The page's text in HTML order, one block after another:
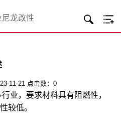
尼龙改性
11-21 点击数：0
业，要求材料具有阻燃性，
较低。